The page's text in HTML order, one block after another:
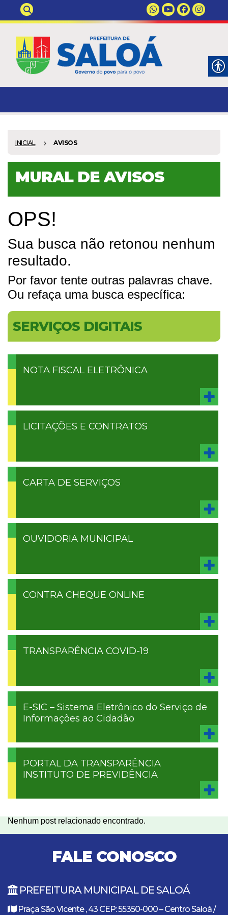
INICIAL AVISOS
MURAL DE AVISOS
OPS!
Sua busca não retonou nenhum
resultado.
Por favor tente outras palavras chave.
Ou refaça uma busca específica:
SERVIÇOS DIGITAIS
NOTA FISCAL ELETRÔNICA
LICITAÇÕES E CONTRATOS
CARTA DE SERVIÇOS
OUVIDORIA MUNICIPAL
CONTRA CHEQUE ONLINE
TRANSPARÊNCIA COVID-19
E-SIC – Sistema Eletrônico do Serviço de
Informações ao Cidadão
PORTAL DA TRANSPARÊNCIA
INSTITUTO DE PREVIDÊNCIA
Nenhum post relacionado encontrado.
FALE CONOSCO
PREFEITURA MUNICIPAL DE SALOÁ
Praça São Vicente , 43 CEP: 55350-000 – Centro Saloá /